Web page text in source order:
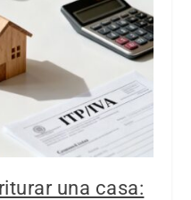
una casa: